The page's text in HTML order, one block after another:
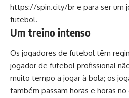
https://spin.city/br e para ser um
futebol.
Um treino intenso
Os jogadores de futebol têm
jogador de futebol profissional
muito tempo a jogar à bola; os
também passam horas e horas